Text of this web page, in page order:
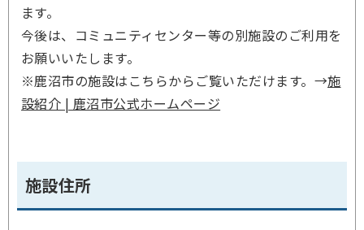
ます。
今後は、コミュニティセンター等の別施設のご利用を
お願いいたします。
※鹿沼市の施設はこちらからご覧いただけます。→施
設紹介 | 鹿沼市公式ホームページ
施設住所